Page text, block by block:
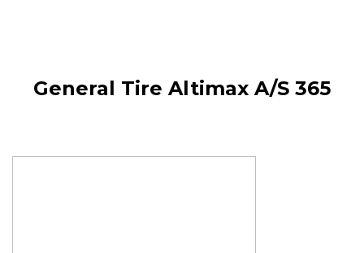
General Tire Altimax A/S 365